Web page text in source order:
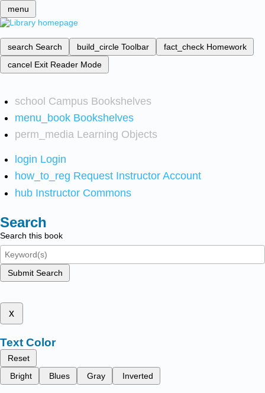
menu
search Search build_circle Toolbar fact_check Homework
cancel Exit Reader Mode
school Campus Bookshelves
menu_book Bookshelves
perm_media Learning Objects
login Login
how_to_reg Request Instructor Account
hub Instructor Commons
Search
Search this book
Submit Search
x
Text Color
Reset
Bright
Blues Gray Inverted